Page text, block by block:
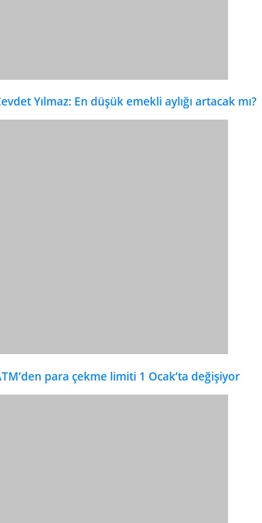
Yılmaz: En düşük emekli aylığı artacak mı?
para çekme limiti 1 Ocak’ta değişiyor